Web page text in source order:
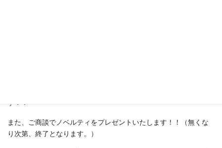
す！！
また、ご商談でノベルティをプレゼントいたします！！（無くな
り次第、終了となります。）